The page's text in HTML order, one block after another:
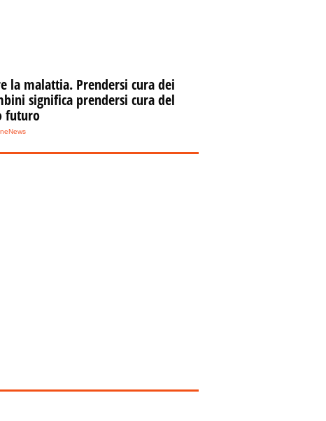
la malattia. Prendersi cura dei
significa prendersi cura del
futuro